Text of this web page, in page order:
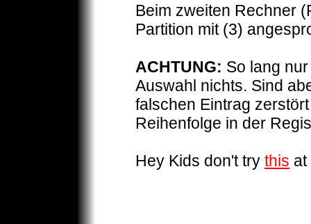
Beim zweiten Rechner
Partition mit (3)
ACHTUNG: So lang
Auswahl nichts. Sind
falschen Eintrag
Reihenfolge in der
Hey Kids don't try this at